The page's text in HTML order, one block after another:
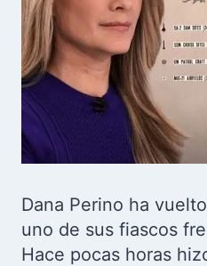
Dana Perino ha
uno de sus fiascos
Hace pocas horas